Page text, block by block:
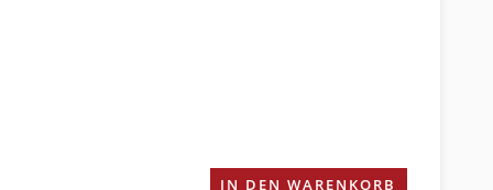
IN DEN WARENKORB